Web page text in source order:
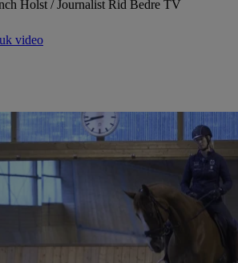
Holst / Journalist Rid Bedre TV
video